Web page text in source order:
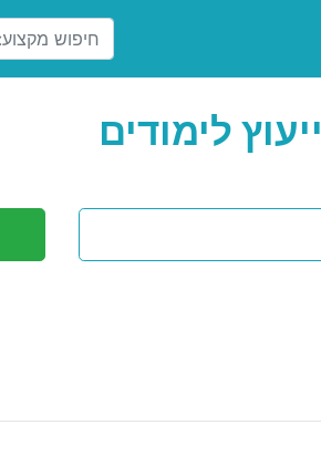
ייעוץ לימודים